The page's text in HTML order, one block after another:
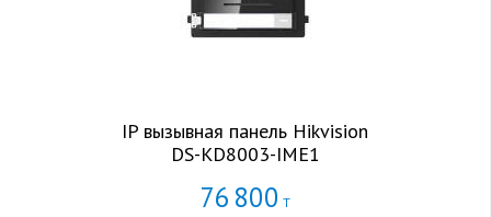
IP вызывная панель Hikvision
DS-KD8003-IME1
76 800 Т